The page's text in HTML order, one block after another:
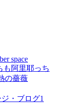
space
も阿里耶っち
の薔薇
・ブログ1